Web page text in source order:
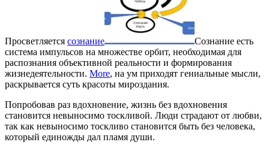
Просветляется сознание
Сознание есть
система импульсов на множестве орбит, необходимая для
распознания объективной реальности и формирования
жизнедеятельности. More, на ум приходят гениальные мысли,
раскрывается суть красоты мироздания.
Попробовав раз вдохновение, жизнь без вдохновения
становится невыносимо тоскливой. Люди страдают от любви,
так как невыносимо тоскливо становится быть без человека,
который единожды дал пламя души.